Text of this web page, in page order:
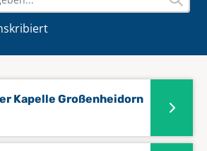
Kapelle Großenheidorn